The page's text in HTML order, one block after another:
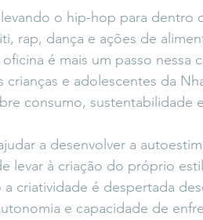
o hip-hop para dentro
rap, dança e ações de
é mais um passo nessa
e adolescentes da
consumo, sustentabilidade
a desenvolver a
levar à criação do próprio
criatividade é despertada
e capacidade de